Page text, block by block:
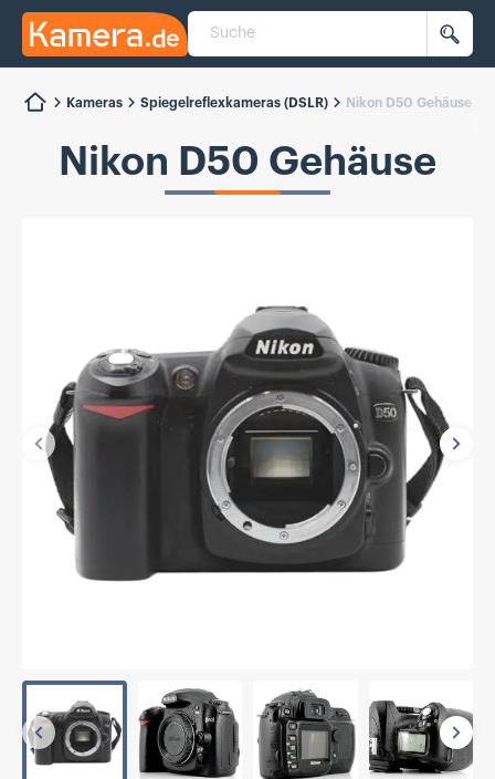
Kamera.de
Suche
Kameras Spiegelreflexkameras (DSLR) Nikon D50 Gehäuse
Nikon D50 Gehäuse
Vorherige
Vorherige